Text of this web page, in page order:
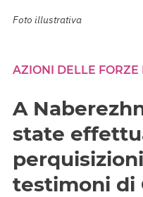
Foto illustrativa
AZIONI DELLE
A
state
testimoni di